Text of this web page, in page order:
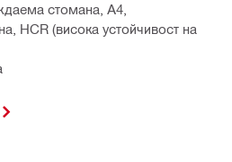
стомана, А4,
HCR (висока устойчивост на